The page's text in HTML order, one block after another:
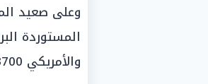
وعلى صعيد
والأمريكي 13700 للطن.